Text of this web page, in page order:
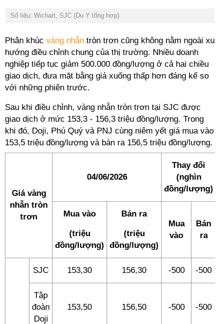
Số liệu: Wichart, SJC (Du Y tổng hợp)
Phân khúc vàng nhẫn tròn trơn cũng không nằm ngoài xu
hướng điều chỉnh chung của thị trường. Nhiều doanh
nghiệp tiếp tục giảm 500.000 đồng/lượng ở cả hai chiều
giao dịch, đưa mặt bằng giá xuống thấp hơn đáng kể so
với những phiên trước.
Sau khi điều chỉnh, vàng nhẫn tròn trơn tại SJC được
giao dịch ở mức 153,3 - 156,3 triệu đồng/lượng. Trong
khi đó, Doji, Phú Quý và PNJ cùng niêm yết giá mua vào
153,5 triệu đồng/lượng và bán ra 156,5 triệu đồng/lượng.
Giá vàng
nhẫn tròn
trơn
04/06/2026
Thay đổi
(nghìn
đồng/lượng)
Mua vào
(triệu
đồng/lượng)
Bán ra
(triệu
đồng/lượng)
Mua
vào
Bán
ra
SJC 153,30 156,30 -500 -500
Tập
đoàn
Doji
153,50 156,50 -500 -500